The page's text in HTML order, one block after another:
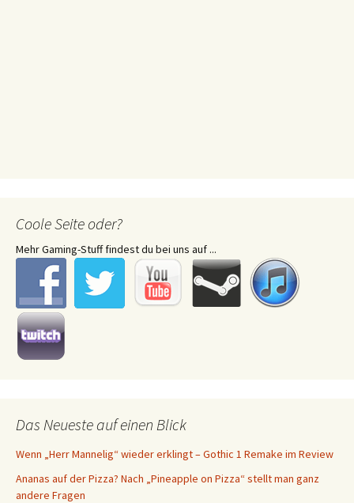
Coole Seite oder?
Mehr Gaming-Stuff findest du bei uns auf ...
Das Neueste auf einen Blick
Wenn „Herr Mannelig“ wieder erklingt – Gothic 1 Remake im Review
Ananas auf der Pizza? Nach „Pineapple on Pizza“ stellt man ganz
andere Fragen